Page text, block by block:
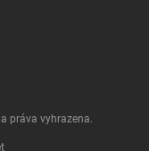
práva vyhrazena.